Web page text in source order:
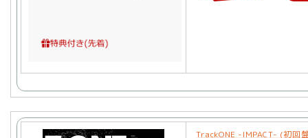
TrackONE -IMPACT- (初回